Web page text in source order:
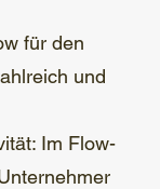
für den
und
Im Flow-